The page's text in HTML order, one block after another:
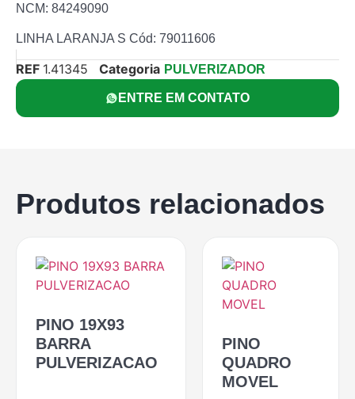
NCM: 84249090
LINHA LARANJA S Cód: 79011606
REF 1.41345 Categoria PULVERIZADOR
ENTRE EM CONTATO
Produtos relacionados
PINO 19X93
BARRA
PULVERIZACAO
PINO
QUADRO
MOVEL